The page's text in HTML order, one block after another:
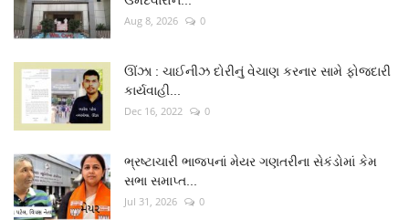
Aug 8, 2026 0
ઊંઝા : ચાઈનીઝ દોરીનું વેચાણ કરનાર સામે ફોજદારી
કાર્યવાહી...
Dec 16, 2022 0
ભ્રષ્ટાચારી ભાજપનાં મેયર ગણતરીના સેકંડોમાં કેમ
સભા સમાપ્ત...
Jul 31, 2026 0